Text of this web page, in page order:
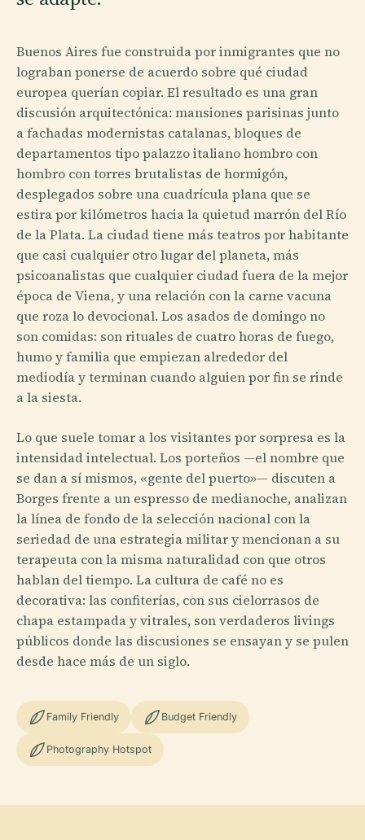
Buenos Aires fue construida por inmigrantes que no
lograban ponerse de acuerdo sobre qué ciudad
europea querían copiar. El resultado es una gran
discusión arquitectónica: mansiones parisinas junto
a fachadas modernistas catalanas, bloques de
departamentos tipo palazzo italiano hombro con
hombro con torres brutalistas de hormigón,
desplegados sobre una cuadrícula plana que se
estira por kilómetros hacia la quietud marrón del Río
de la Plata. La ciudad tiene más teatros por habitante
que casi cualquier otro lugar del planeta, más
psicoanalistas que cualquier ciudad fuera de la mejor
época de Viena, y una relación con la carne vacuna
que roza lo devocional. Los asados de domingo no
son comidas: son rituales de cuatro horas de fuego,
humo y familia que empiezan alrededor del
mediodía y terminan cuando alguien por fin se rinde
a la siesta.
Lo que suele tomar a los visitantes por sorpresa es la
intensidad intelectual. Los porteños —el nombre que
se dan a sí mismos, «gente del puerto»— discuten a
Borges frente a un espresso de medianoche, analizan
la línea de fondo de la selección nacional con la
seriedad de una estrategia militar y mencionan a su
terapeuta con la misma naturalidad con que otros
hablan del tiempo. La cultura de café no es
decorativa: las confiterías, con sus cielorrasos de
chapa estampada y vitrales, son verdaderos livings
públicos donde las discusiones se ensayan y se pulen
desde hace más de un siglo.
Family Friendly Budget Friendly
Photography Hotspot